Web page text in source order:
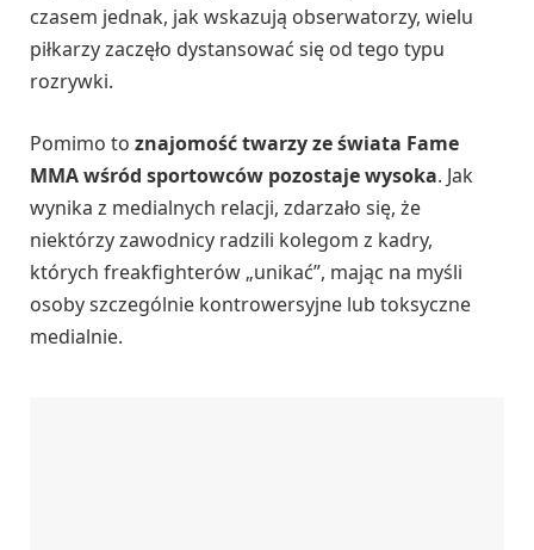
czasem jednak, jak wskazują obserwatorzy, wielu
piłkarzy zaczęło dystansować się od tego typu
rozrywki.
Pomimo to znajomość twarzy ze świata Fame
MMA wśród sportowców pozostaje wysoka. Jak
wynika z medialnych relacji, zdarzało się, że
niektórzy zawodnicy radzili kolegom z kadry,
których freakfighterów „unikać”, mając na myśli
osoby szczególnie kontrowersyjne lub toksyczne
medialnie.